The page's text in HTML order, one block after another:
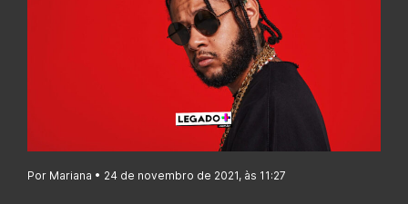
Por Mariana • 24 de novembro de 2021, às 11:27